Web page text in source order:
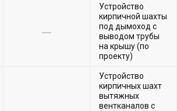
Устройство
кирпичной шахты
под дымоход с
выводом трубы
на крышу (по
проекту)
Устройство
кирпичных шахт
вытяжных
вентканалов с